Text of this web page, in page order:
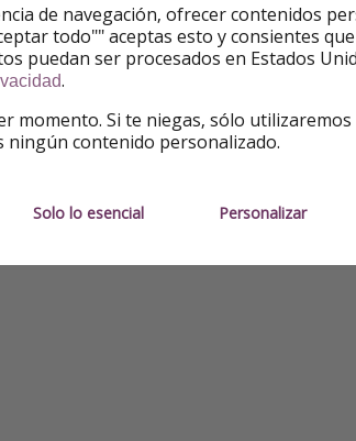
doble.
de navegación, ofrecer contenidos
todo"" aceptas esto y consientes
puedan ser procesados en Estados
.
momento. Si te niegas, sólo utilizaremos
ningún contenido personalizado.
Solo lo esencial Personalizar